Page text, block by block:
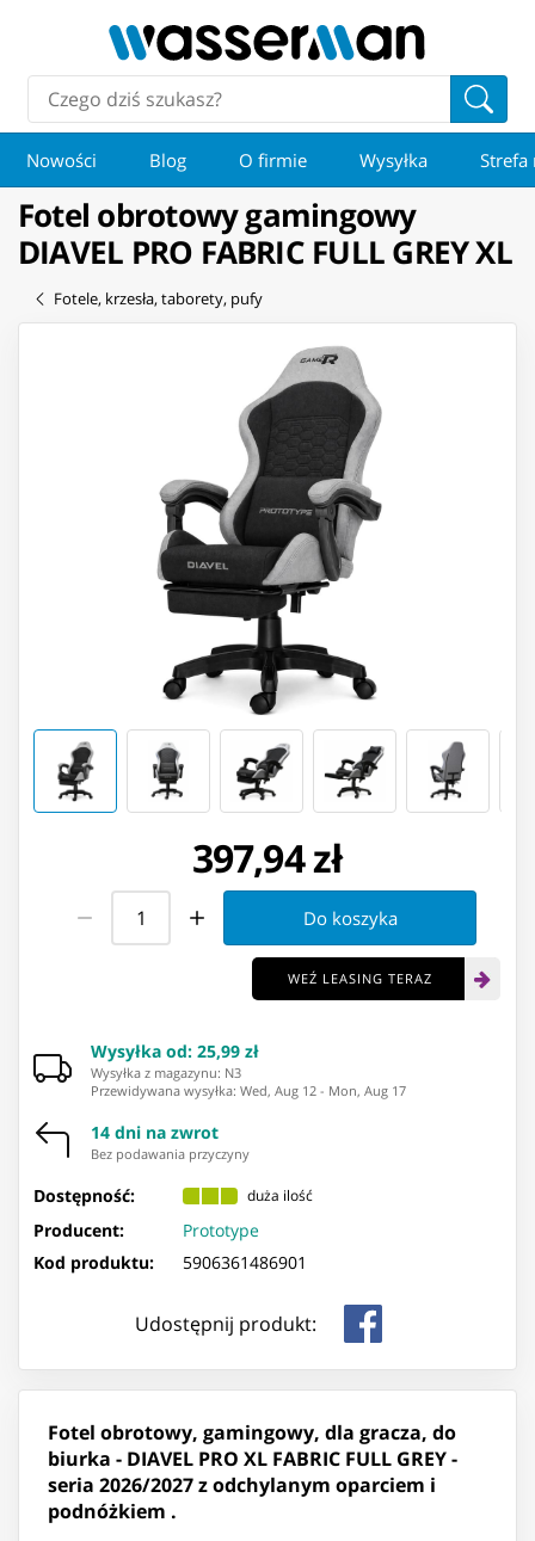
Nowości Blog O firmie Wysyłka Strefa
Fotel obrotowy gamingowy
DIAVEL PRO FABRIC FULL GREY XL
Fotele, krzesła, taborety, pufy
397,94 zł
Do koszyka
WEŹ LEASING TERAZ
Wysyłka od: 25,99 zł
Wysyłka z magazynu: ⁨N3⁩
Przewidywana wysyłka: Wed, Aug 12 - Mon, Aug 17
14 dni na zwrot
Bez podawania przyczyny
Dostępność: duża ilość
Producent:
Prototype
Kod produktu:
5906361486901
Udostępnij produkt:
Fotel obrotowy, gamingowy, dla gracza, do
biurka - DIAVEL PRO XL FABRIC FULL GREY -
seria 2026/2027 z odchylanym oparciem i
podnóżkiem .